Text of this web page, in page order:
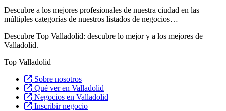
Descubre a los mejores profesionales de nuestra ciudad en las
múltiples categorías de nuestros listados de negocios…
Descubre Top Valladolid: descubre lo mejor y a los mejores de
Valladolid.
Top Valladolid
Sobre nosotros
Qué ver en Valladolid
Negocios en Valladolid
Inscribir negocio